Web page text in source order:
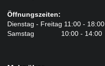
Öffnungszeiten:
Dienstag - Freitag 11:00 - 18:00
Samstag 10:00 - 14:00